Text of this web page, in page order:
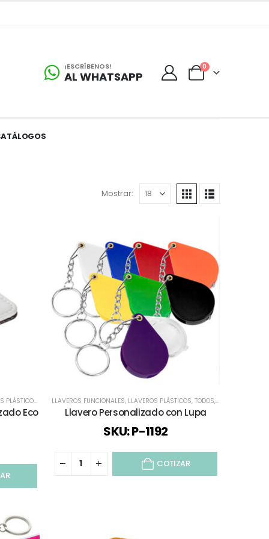
¡ESCRÍBENOS!
AL WHATSAPP
0
Mostrar:
PLÁSTICOS TODOS,TODOS LOS LLAVEROS
Eco
LLAVEROS FUNCIONALES, LLAVEROS PLÁSTICOS, TODOS, TODOS LOS
Llavero Personalizado con Lupa
SKU: P-1192
COTIZAR